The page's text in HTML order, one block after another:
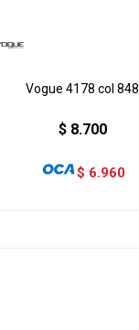
Vogue 4178 col 848
$ 8.700
$ 6.960